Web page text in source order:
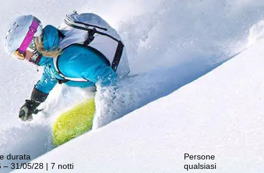
offerte migliori!
durata
– 31/05/28 | 7 notti
Persone
qualsiasi